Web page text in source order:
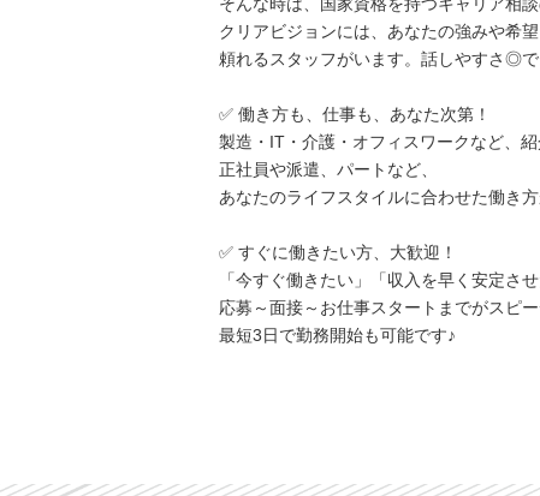
クリアビジョンには、あなたの強みや希
頼れるスタッフがいます。話しやすさ◎
✅ 働き方も、仕事も、あなた次第！
製造・IT・介護・オフィスワークなど、
正社員や派遣、パートなど、
あなたのライフスタイルに合わせた働き
✅ すぐに働きたい方、大歓迎！
「今すぐ働きたい」「収入を早く安定さ
応募～面接～お仕事スタートまでがスピー
最短3日で勤務開始も可能です♪